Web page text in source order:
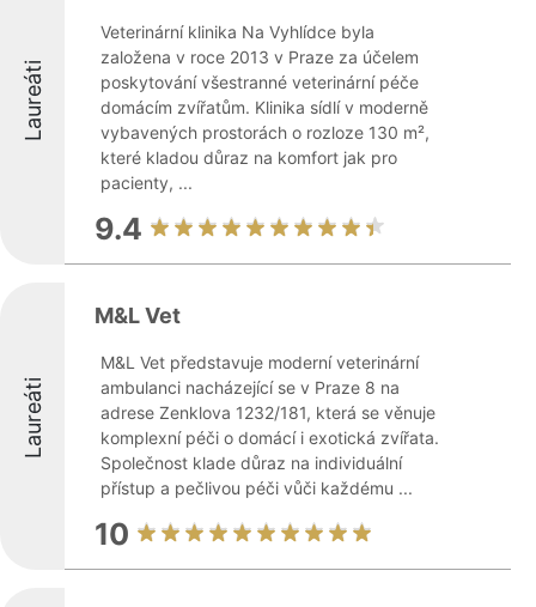
Laureáti
Veterinární klinika Na Vyhlídce byla
založena v roce 2013 v Praze za účelem
poskytování všestranné veterinární péče
domácím zvířatům. Klinika sídlí v moderně
vybavených prostorách o rozloze 130 m²,
které kladou důraz na komfort jak pro
pacienty, ...
9.4
Laureáti
M&L Vet
M&L Vet představuje moderní veterinární
ambulanci nacházející se v Praze 8 na
adrese Zenklova 1232/181, která se věnuje
komplexní péči o domácí i exotická zvířata.
Společnost klade důraz na individuální
přístup a pečlivou péči vůči každému ...
10